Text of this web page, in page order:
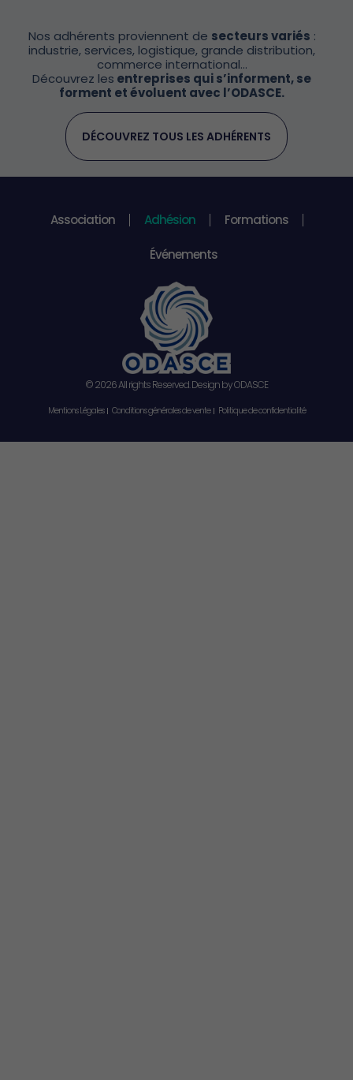
Nos adhérents proviennent de secteurs variés :
industrie, services, logistique, grande distribution,
commerce international…
Découvrez les entreprises qui s’informent, se
forment et évoluent avec l’ODASCE.
DÉCOUVREZ TOUS LES ADHÉRENTS
Association Adhésion Formations
Événements
© 2026 All rights Reserved. Design by ODASCE
Mentions Légales Conditions générales de vente Politique de confidentialité